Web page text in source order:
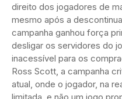
direito dos jogadores de
mesmo após a
campanha ganhou força
desligar os servidores do
inacessível para os
Ross Scott, a campanha
atual, onde o jogador, na
limitada, e não um jogo